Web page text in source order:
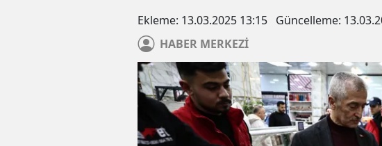
Ekleme: 13.03.2025 13:15 Güncelleme:
HABER MERKEZİ